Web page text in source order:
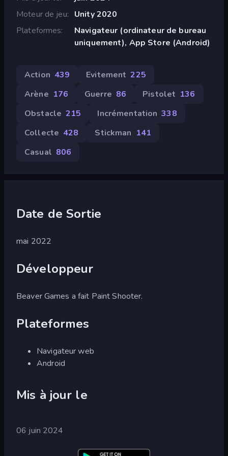
Moteur de jeu
Unity 2020
Plateformes
Navigateur (ordinateur de bureau
uniquement), App Store (Android)
Action 439 Evitement 225
Arène 176 Guerre 86 Pistolet 136
Obstacle 215 Incrémentation 338
Collecte 428 Stickman 141
Casual 806
Date de Sortie
mai 2022
Développeur
Beaver Games a fait Paint Shooter.
Plateformes
Navigateur web
Android
Mis à jour le
06 juin 2024